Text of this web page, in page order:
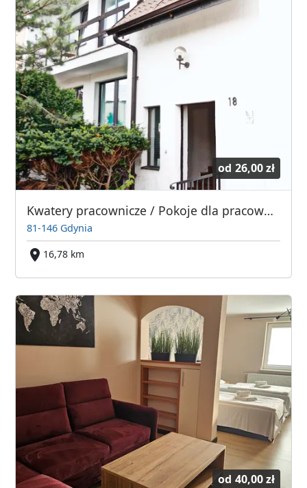
od 26,00 zł
Kwatery pracownicze / Pokoje dla pracowników / Hotel pracowniczy - Gdynia
81-146 Gdynia
16,78 km
od 40,00 zł